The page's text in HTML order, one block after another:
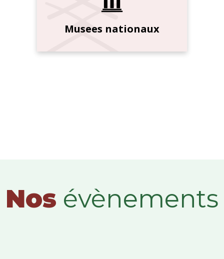
Musees nationaux
Nos évènements